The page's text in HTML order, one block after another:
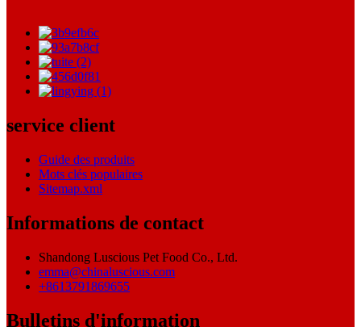
service client
Guide des produits
Mots clés populaires
Sitemap.xml
Informations de contact
Shandong Luscious Pet Food Co., Ltd.
emma@chinaluscious.com
+8613791869655
Bulletins d'information